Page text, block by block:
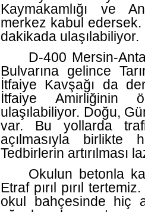
Kaymakamlığı ve
merkez kabul
dakikada ulaşılabiliyor.
D-400 Mersin-
Bulvarına gelince
İtfaiye Kavşağı da
İtfaiye Amirliğinin
ulaşılabiliyor. Doğu,
var. Bu yollarda
açılmasıyla birlikte
Tedbirlerin artırılması
Okulun betonla
Etraf pırıl pırıl
okul bahçesinde hiç